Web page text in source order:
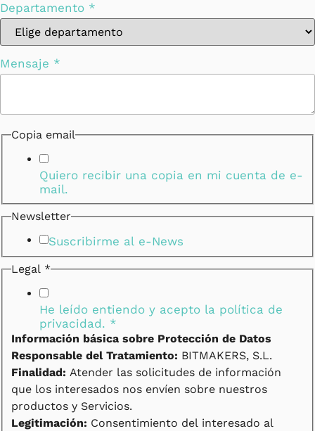
Departamento *
Mensaje *
Copia email
Quiero recibir una copia en mi cuenta de e-
mail.
Newsletter
Suscribirme al e-News
Legal *
He leído entiendo y acepto la política de
privacidad. *
Información básica sobre Protección de Datos
Responsable del Tratamiento: BITMAKERS, S.L.
Finalidad: Atender las solicitudes de información
que los interesados nos envíen sobre nuestros
productos y Servicios.
Legitimación: Consentimiento del interesado al